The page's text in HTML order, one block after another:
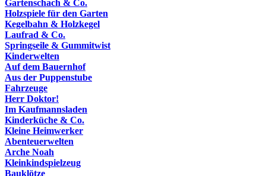
Gartenschach & Co.
Holzspiele für den Garten
Kegelbahn & Holzkegel
Laufrad & Co.
Springseile & Gummitwist
Kinderwelten
Auf dem Bauernhof
Aus der Puppenstube
Fahrzeuge
Herr Doktor!
Im Kaufmannsladen
Kinderküche & Co.
Kleine Heimwerker
Abenteuerwelten
Arche Noah
Kleinkindspielzeug
Bauklötze